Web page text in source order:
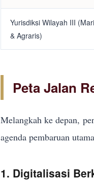
Yurisdiksi Wilayah III
& Agraris)
Peta Jalan
Melangkah ke depan,
agenda pembaruan
1. Digitalisasi